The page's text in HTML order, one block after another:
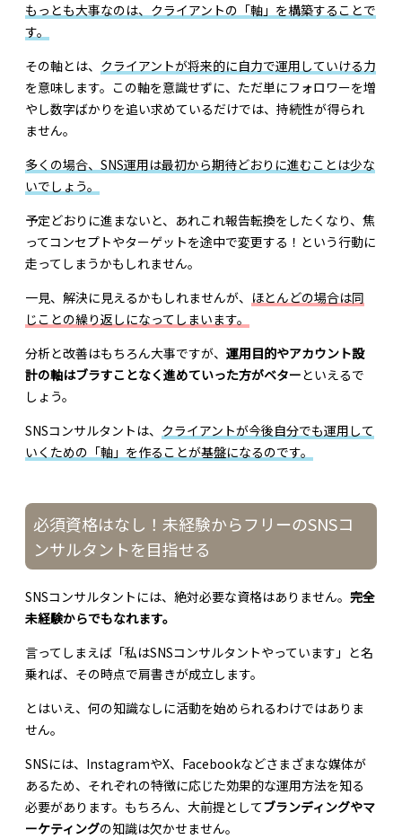
もっとも大事なのは、クライアントの「軸」を構築することで
す。
その軸とは、 クライアントが将来的に自力で運用していける力
を意味します。この軸を意識せずに、ただ単にフォロワーを増
やし数字ばかりを追い求めているだけでは、持続性が得られ
ません。
多くの場合、SNS運用は最初から期待どおりに進むことは少な
いでしょう。
予定どおりに進まないと、あれこれ報告転換をしたくなり、焦
ってコンセプトやターゲットを途中で変更する！という行動に
走ってしまうかもしれません。
一見、解決に見えるかもしれませんが、 ほとんどの場合は同
じことの繰り返しになってしまいます。
分析と改善はもちろん大事ですが、運用目的やアカウント設
計の軸はブラすことなく進めていった方がベターといえるで
しょう。
SNSコンサルタントは、 クライアントが今後自分でも運用して
いくための「軸」を作ることが基盤になるのです。
必須資格はなし！未経験からフリーのSNSコ
ンサルタントを目指せる
SNSコンサルタントには、絶対必要な資格はありません。完全
未経験からでもなれます。
言ってしまえば「私はSNSコンサルタントやっています」と名
乗れば、その時点で肩書きが成立します。
とはいえ、何の知識なしに活動を始められるわけではありま
せん。
SNSには、InstagramやX、Facebookなどさまざまな媒体が
あるため、それぞれの特徴に応じた効果的な運用方法を知る
必要があります。もちろん、大前提としてブランディングやマ
ーケティングの知識は欠かせません。